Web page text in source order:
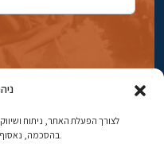
בהסכמה, נאסוף נתוני שימוש; ניתן לנהל או למשוך הסכמה בכל עת.
Jerusalem